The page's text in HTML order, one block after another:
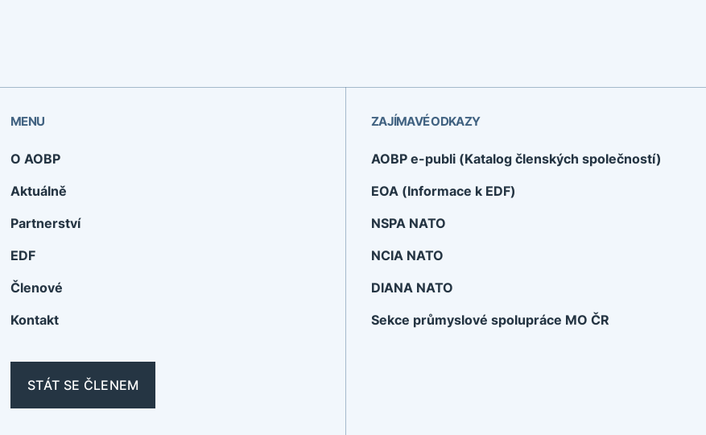
MENU
O AOBP
Aktuálně
Partnerství
EDF
Členové
Kontakt
STÁT SE ČLENEM
ZAJÍMAVÉ ODKAZY
AOBP e-publi (Katalog členských společností)
EOA (Informace k EDF)
NSPA NATO
NCIA NATO
DIANA NATO
Sekce průmyslové spolupráce MO ČR